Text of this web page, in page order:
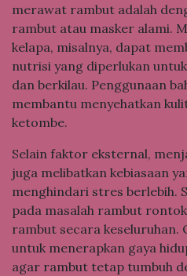
merawat rambut adalah
rambut atau masker alami.
kelapa, misalnya, dapat
nutrisi yang diperlukan
dan berkilau. Penggunaan
membantu menyehatkan
ketombe.
Selain faktor eksternal,
juga melibatkan kebiasaan
menghindari stres berlebih.
pada masalah rambut
rambut secara keseluruhan.
untuk menerapkan gaya
agar rambut tetap tumbuh